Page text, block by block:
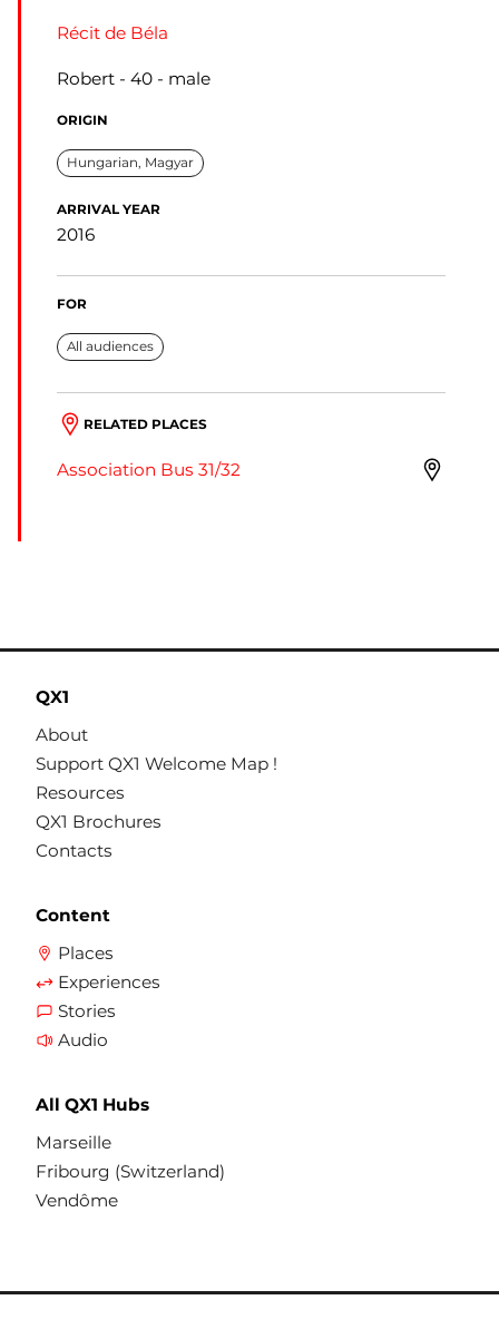
Récit de Béla
Robert 40 male
ORIGIN
Hungarian, Magyar
ARRIVAL YEAR
2016
FOR
All audiences
RELATED PLACES
Association Bus 31/32
QX1
About
Support QX1 Welcome Map !
Resources
QX1 Brochures
Contacts
Content
Places
Experiences
Stories
Audio
All QX1 Hubs
Marseille
Fribourg (Switzerland)
Vendôme